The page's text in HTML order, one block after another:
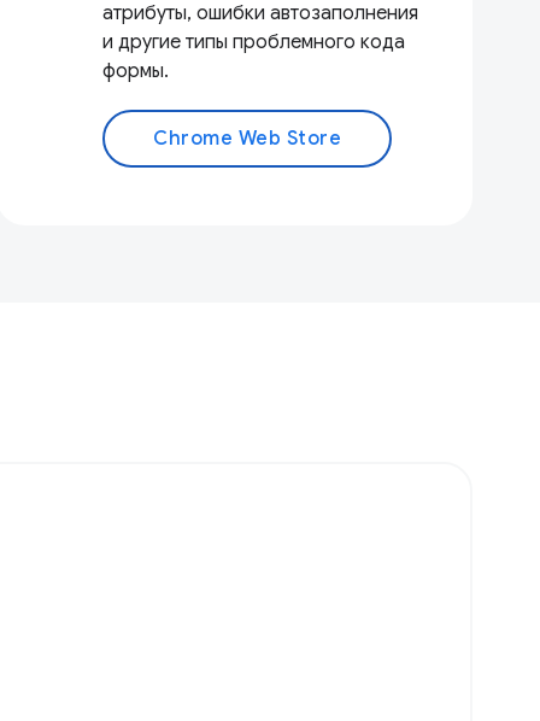
атрибуты, ошибки автозаполнения
и другие типы проблемного кода
формы.
Chrome Web Store